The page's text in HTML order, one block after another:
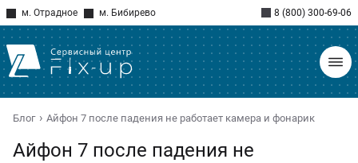
м. Отрадное м. Бибирево 8 (800) 300-69-06
Блог Айфон 7 после падения не работает камера и фонарик
Айфон 7 после падения не